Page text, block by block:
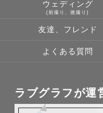
カメラを握っていま
ウェディング
(前撮り、後撮り)
友達、フレンド
よくある質問
ラブグラフが運